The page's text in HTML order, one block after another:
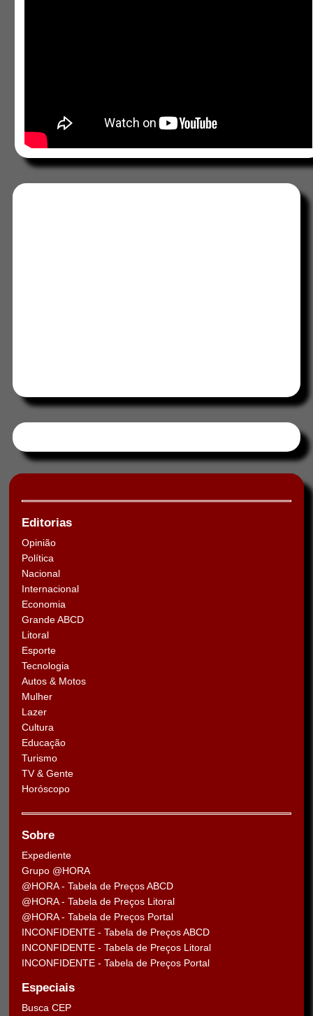
Editorias
Opinião
Política
Nacional
Internacional
Economia
Grande ABCD
Litoral
Esporte
Tecnologia
Autos & Motos
Mulher
Lazer
Cultura
Educação
Turismo
TV & Gente
Horóscopo
Sobre
Expediente
Grupo @HORA
@HORA - Tabela de Preços ABCD
@HORA - Tabela de Preços Litoral
@HORA - Tabela de Preços Portal
INCONFIDENTE - Tabela de Preços ABCD
INCONFIDENTE - Tabela de Preços Litoral
INCONFIDENTE - Tabela de Preços Portal
Especiais
Busca CEP